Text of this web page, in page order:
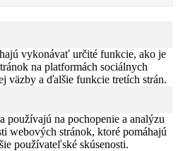
vykonávať určité funkcie, ako je
na platformách sociálnych
väzby a ďalšie funkcie tretích strán.
používajú na pochopenie a analýzu
webových stránok, ktoré pomáhajú
používateľské skúsenosti.